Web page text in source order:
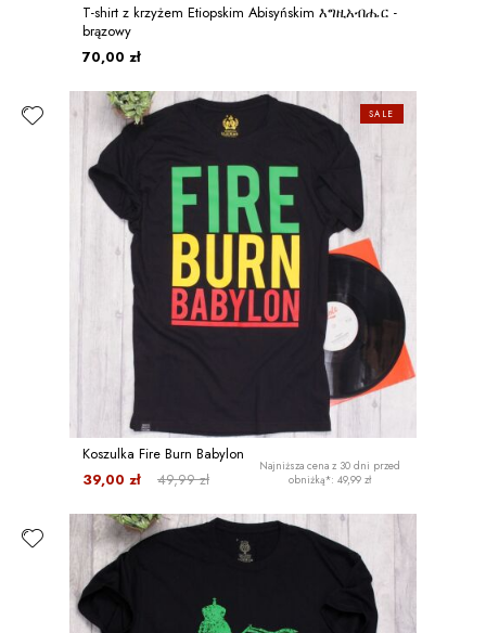
T-shirt z krzyżem Etiopskim Abisyńskim እግዚአብሔር -
brązowy
70,00 zł
Koszulka Fire Burn Babylon
49,99 zł
39,00 zł
Najniższa cena z 30 dni przed
obniżką*: 49,99 zł
SALE